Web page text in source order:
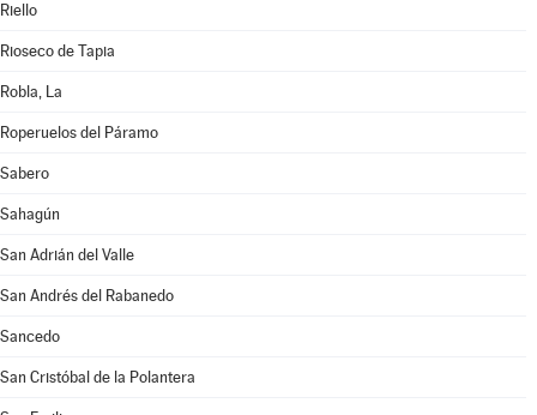
Riello
Rioseco de Tapia
Robla, La
Roperuelos del Páramo
Sabero
Sahagún
San Adrián del Valle
San Andrés del Rabanedo
Sancedo
San Cristóbal de la Polantera